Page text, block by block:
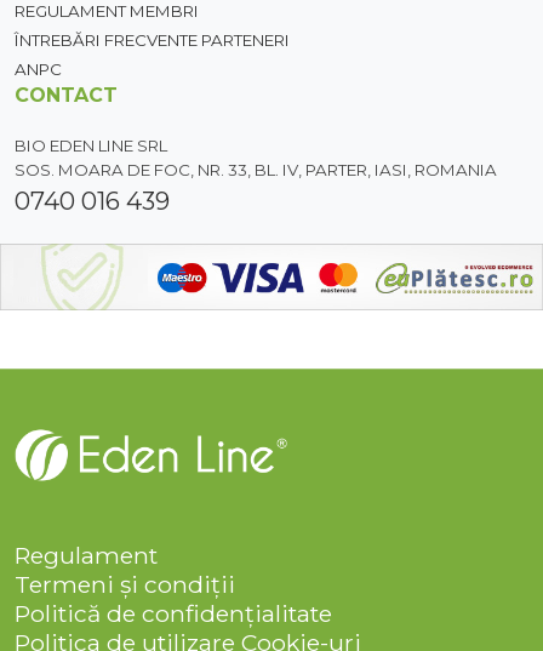
REGULAMENT MEMBRI
ÎNTREBĂRI FRECVENTE PARTENERI
ANPC
CONTACT
BIO EDEN LINE SRL
SOS. MOARA DE FOC, NR. 33, BL. IV, PARTER, IASI, ROMANIA
0740 016 439
Regulament
Termeni și condiții
Politică de confidențialitate
Politica de utilizare Cookie-uri